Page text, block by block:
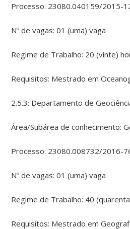
Processo: 23080.040159/2015-
Nº de vagas: 01 (uma) vaga
Regime de Trabalho: 20 (vinte)
Requisitos: Mestrado em
2.5.3: Departamento de
Área/Subárea de conhecimento:
Processo: 23080.008732/2016-
Nº de vagas: 01 (uma) vaga
Regime de Trabalho: 40
Requisitos: Mestrado em